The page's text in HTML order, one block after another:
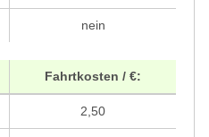
nein
Fahrtkosten / €:
2,50